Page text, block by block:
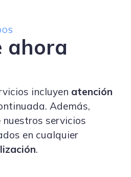
ahora
incluyen atención
Además,
nuestros servicios
en cualquier
.